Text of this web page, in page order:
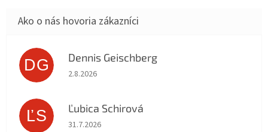
DG Dennis Geischberg
Hodnotenie obchodu je 5 z 5 hviezdičiek.
2.8.2026
ĽS Ľubica Schirová
Hodnotenie obchodu je 5 z 5 hviezdičiek.
31.7.2026